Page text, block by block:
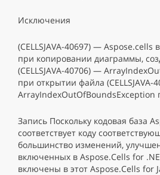
Исключения
(CELLSJAVA-40697) —
при копировании диаграммы,
(CELLSJAVA-40706) —
при открытии файла (CELLSJAVA-
ArrayIndexOutOfBoundsException
Запись Поскольку кодовая база
соответствует коду
большинство изменений,
включенных в Aspose.Cells for
включены в этот Aspose.Cells for